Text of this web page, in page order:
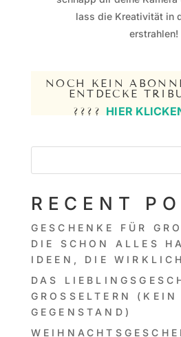
lass die Kreativität in
erstrahlen!
NOCH KEIN
ENTDECKE
???? HIER
RECENT
GESCHENKE FÜR
IE SCHON ALLES
DEEN, DIE WIRKLICH
DAS
GROSSELTERN (KEIN G
EGENSTAND)